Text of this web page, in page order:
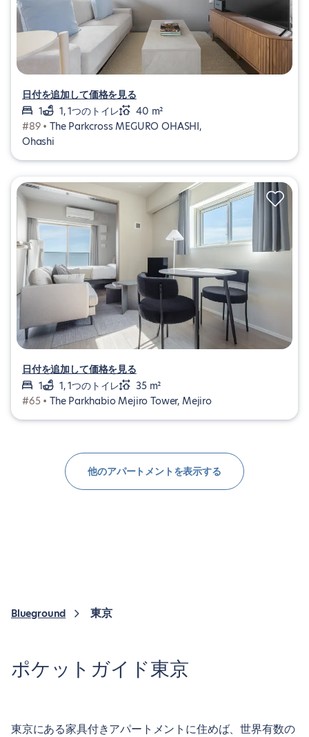
日付を追加して価格を見る
1
1, 1つのトイレ
40 m²
#89 • The Parkcross MEGURO OHASHI,
Ohashi
日付を追加して価格を見る
1
1, 1つのトイレ
35 m²
#65 • The Parkhabio Mejiro Tower, Mejiro
他のアパートメントを表示する
Blueground 東京
ポケットガイド東京
東京にある家具付きアパートメントに住めば、世界有数の